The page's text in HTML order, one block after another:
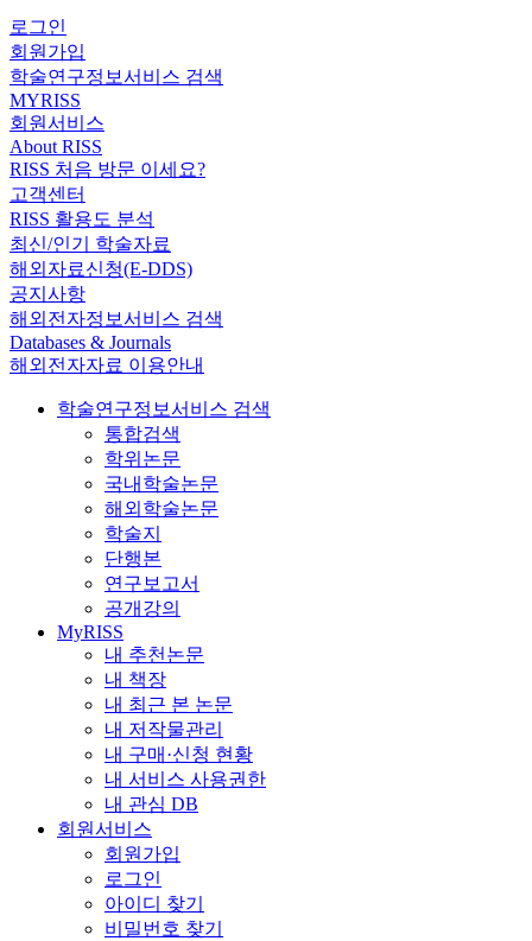
로그인
회원가입
학술연구정보서비스 검색
MYRISS
회원서비스
About RISS
RISS 처음 방문 이세요?
고객센터
RISS 활용도 분석
최신/인기 학술자료
해외자료신청(E-DDS)
공지사항
해외전자정보서비스 검색
Databases & Journals
해외전자자료 이용안내
학술연구정보서비스 검색
통합검색
학위논문
국내학술논문
해외학술논문
학술지
단행본
연구보고서
공개강의
MyRISS
내 추천논문
내 책장
내 최근 본 논문
내 저작물관리
내 구매·신청 현황
내 서비스 사용권한
내 관심 DB
회원서비스
회원가입
로그인
아이디 찾기
비밀번호 찾기